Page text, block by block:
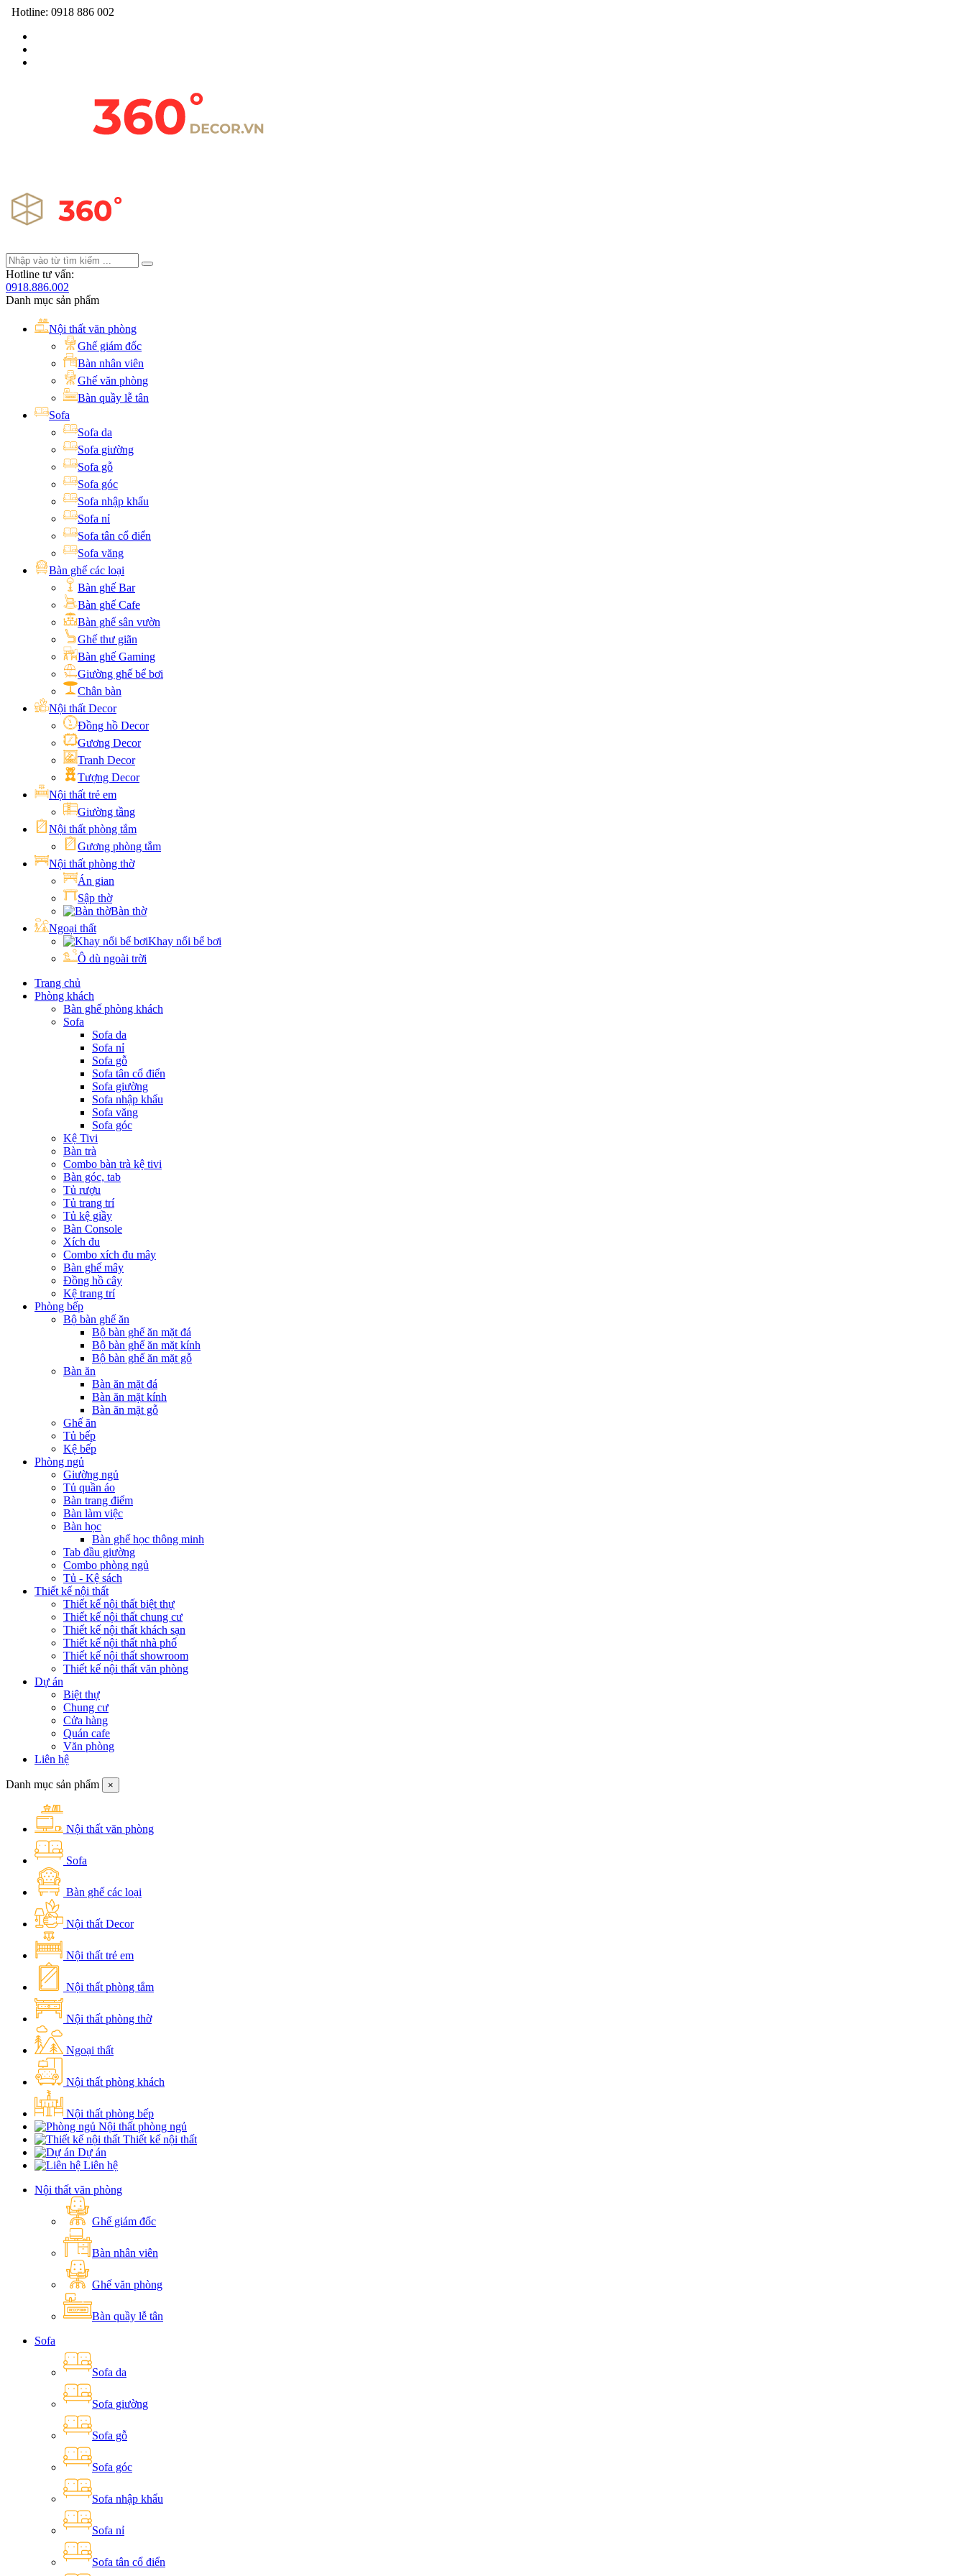
Hotline: 0918 886 002
Hotline tư vấn:
0918.886.002
Danh mục sản phẩm
Nội thất văn phòng
Ghế giám đốc
Bàn nhân viên
Ghế văn phòng
Bàn quầy lễ tân
Sofa
Sofa da
Sofa giường
Sofa gỗ
Sofa góc
Sofa nhập khẩu
Sofa nỉ
Sofa tân cổ điển
Sofa văng
Bàn ghế các loại
Bàn ghế Bar
Bàn ghế Cafe
Bàn ghế sân vườn
Ghế thư giãn
Bàn ghế Gaming
Giường ghế bể bơi
Chân bàn
Nội thất Decor
Đồng hồ Decor
Gương Decor
Tranh Decor
Tượng Decor
Nội thất trẻ em
Giường tầng
Nội thất phòng tắm
Gương phòng tắm
Nội thất phòng thờ
Án gian
Sập thờ
Bàn thờ
Ngoại thất
Khay nổi bể bơi
Ô dù ngoài trời
Trang chủ
Phòng khách
Bàn ghế phòng khách
Sofa
Sofa da
Sofa nỉ
Sofa gỗ
Sofa tân cổ điển
Sofa giường
Sofa nhập khẩu
Sofa văng
Sofa góc
Kệ Tivi
Bàn trà
Combo bàn trà kệ tivi
Bàn góc, tab
Tủ rượu
Tủ trang trí
Tủ kệ giầy
Bàn Console
Xích đu
Combo xích đu mây
Bàn ghế mây
Đồng hồ cây
Kệ trang trí
Phòng bếp
Bộ bàn ghế ăn
Bộ bàn ghế ăn mặt đá
Bộ bàn ghế ăn mặt kính
Bộ bàn ghế ăn mặt gỗ
Bàn ăn
Bàn ăn mặt đá
Bàn ăn mặt kính
Bàn ăn mặt gỗ
Ghế ăn
Tủ bếp
Kệ bếp
Phòng ngủ
Giường ngủ
Tủ quần áo
Bàn trang điểm
Bàn làm việc
Bàn học
Bàn ghế học thông minh
Tab đầu giường
Combo phòng ngủ
Tủ - Kệ sách
Thiết kế nội thất
Thiết kế nội thất biệt thự
Thiết kế nội thất chung cư
Thiết kế nội thất khách sạn
Thiết kế nội thất nhà phố
Thiết kế nội thất showroom
Thiết kế nội thất văn phòng
Dự án
Biệt thự
Chung cư
Cửa hàng
Quán cafe
Văn phòng
Liên hệ
Danh mục sản phẩm ×
Nội thất văn phòng
Sofa
Bàn ghế các loại
Nội thất Decor
Nội thất trẻ em
Nội thất phòng tắm
Nội thất phòng thờ
Ngoại thất
Nội thất phòng khách
Nội thất phòng bếp
Nội thất phòng ngủ
Thiết kế nội thất
Dự án
Liên hệ
Nội thất văn phòng
Ghế giám đốc
Bàn nhân viên
Ghế văn phòng
Bàn quầy lễ tân
Sofa
Sofa da
Sofa giường
Sofa gỗ
Sofa góc
Sofa nhập khẩu
Sofa nỉ
Sofa tân cổ điển